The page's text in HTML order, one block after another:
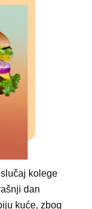
kolege
dan
kuće, zbog